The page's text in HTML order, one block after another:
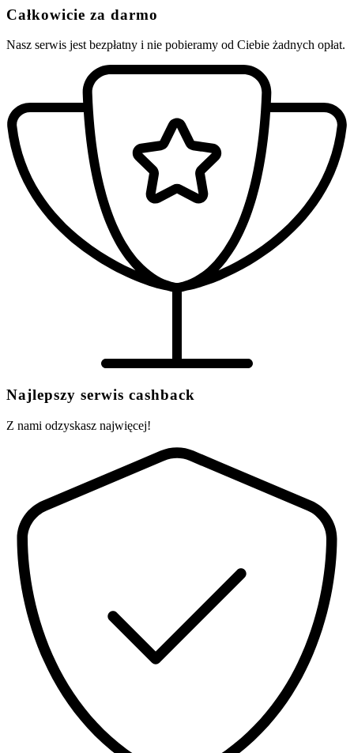
Całkowicie za darmo
Nasz serwis jest bezpłatny i nie pobieramy od Ciebie żadnych opłat.
Najlepszy serwis cashback
Z nami odzyskasz najwięcej!